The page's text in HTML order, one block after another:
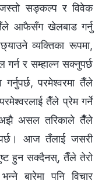
सङ्कल्प र विवेक
तैँले आफैसँग खेलबाड गर्नु
व्यक्तिका रूपमा,
गर्न र सम्हाल्न सक्नुपर्छ
परमेश्‍वरमा तैँले
तैँले प्रेम गर्ने
असल तरिकाले तैँले
आज तँलाई जसरी
हुन सक्दैनस्, तैँले तेरो
बारेमा पनि विचार